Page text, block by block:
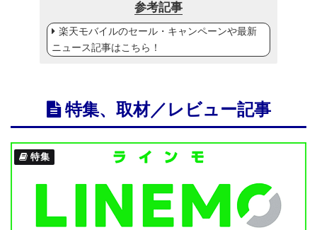
参考記事
楽天モバイルのセール・キャンペーンや最新
ニュース記事はこちら！
特集、取材／レビュー記事
特集